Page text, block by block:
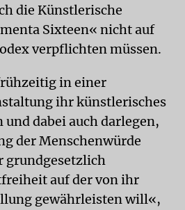
die Künstlerische
Sixteen« nicht auf
verpflichten müssen.
in einer
ihr künstlerisches
dabei auch darlegen,
der Menschenwürde
grundgesetzlich
auf der von ihr
gewährleisten will«,